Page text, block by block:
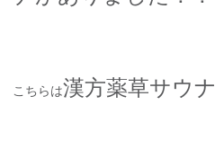
こちらは漢方薬草サウナ